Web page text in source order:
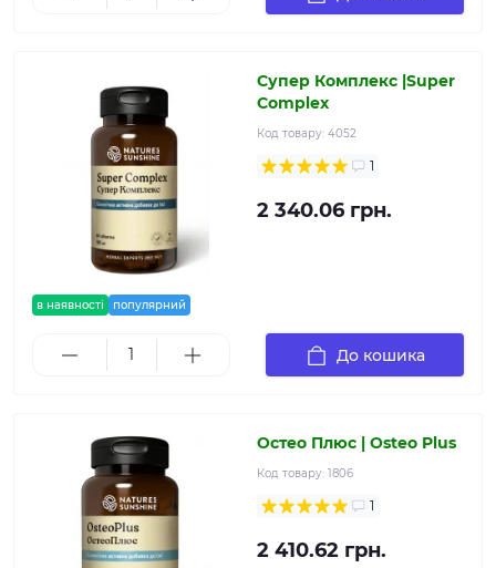
в наявності популярний
Супер Комплекс |Super
Complex
Код товару: 4052
1
2 340.06 грн.
До кошика
Остео Плюс | Osteo Plus
Код товару: 1806
1
2 410.62 грн.